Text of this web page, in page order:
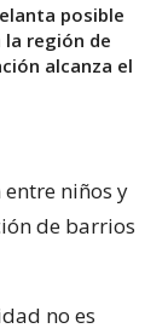
posible
la región de
alcanza el
niños y
de barrios
no es